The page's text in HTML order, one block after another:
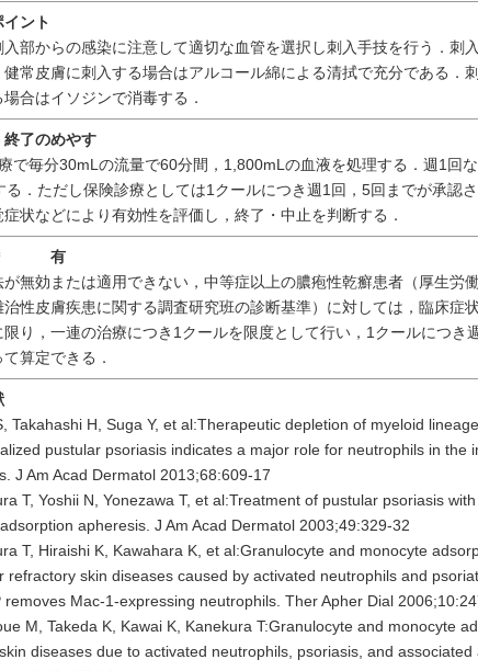
ント
部からの感染に注意して適切な血管を選択し刺入手技を行う．刺
健常皮膚に刺入する場合はアルコール綿による清拭で充分である．
合はイソジンで消毒する．
終了のめやす
で毎分30mLの流量で60分間，1,800mLの血液を処理する．週1回
る．ただし保険診療としては1クールにつき週1回，5回までが承認
状などにより有効性を評価し，終了・中止を判断する．
＊ 有
無効または適用できない，中等症以上の膿疱性乾癬患者（厚生労
治性皮膚疾患に関する調査研究班の診断基準）に対しては，臨床症
限り，一連の治療につき1クールを限度として行い，1クールにつき
算定できる．
Takahashi H, Suga Y, et al:Therapeutic depletion of myeloid
pustular psoriasis indicates a major role for neutrophils in the
J Am Acad Dermatol 2013;68:609-17
T, Yoshii N, Yonezawa T, et al:Treatment of pustular psoriasis
apheresis. J Am Acad Dermatol 2003;49:329-32
T, Hiraishi K, Kawahara K, et al:Granulocyte and monocyte
refractory skin diseases caused by activated neutrophils and
removes Mac-1-expressing neutrophils. Ther Apher Dial
M, Takeda K, Kawai K, Kanekura T:Granulocyte and monocyte
diseases due to activated neutrophils, psoriasis, and